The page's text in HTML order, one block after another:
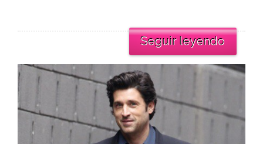
Seguir leyendo